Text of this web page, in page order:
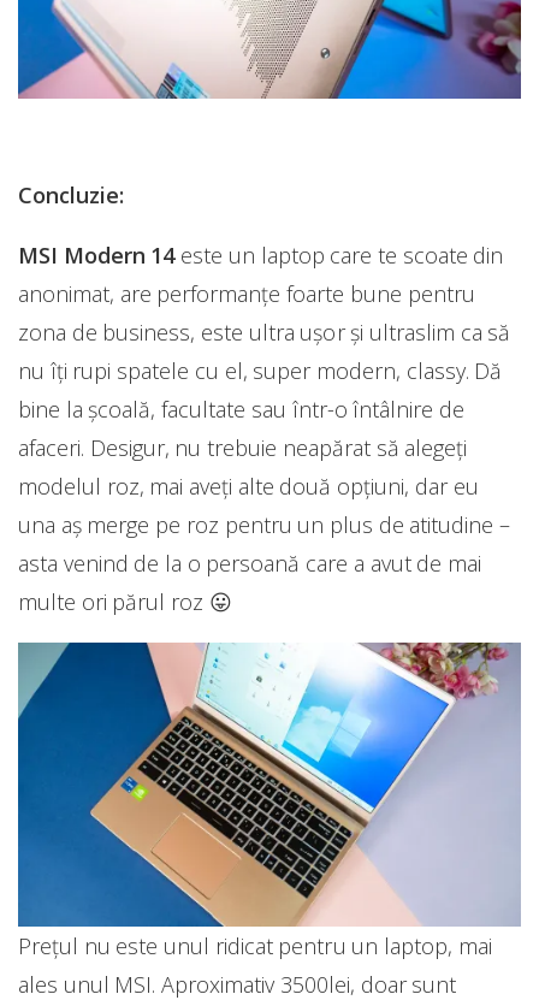
Concluzie:
MSI Modern 14este un laptop care te scoate din
anonimat, are performanțe foarte bune pentru
zona de business, este ultra ușor și ultraslim ca să
nu îți rupi spatele cu el, super modern, classy. Dă
bine la școală, facultate sau într-o întâlnire de
afaceri. Desigur, nu trebuie neapărat să alegeți
modelul roz, mai aveți alte două opțiuni, dar eu
una aș merge pe roz pentru un plus de atitudine –
asta venind de la o persoană care a avut de mai
multe ori părul roz 😛
Prețul nu este unul ridicat pentru un laptop, mai
ales unul MSI. Aproximativ 3500lei, doar sunt